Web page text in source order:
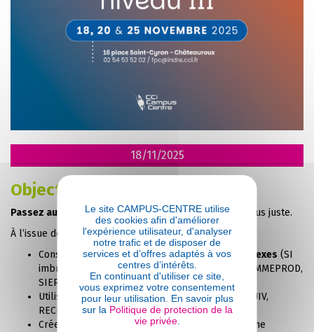
18/11/2025
Objectifs
Passez au niveau expertpour analyser plus vite et plus juste.
À l’issue de la formation,vous serez capablede :
Construire desformules conditionnelles complexes (SI
imbriqués, ET/OU, SOMME.SI.ENS, NB.SI.ENS, SOMMEPROD,
SIERREUR…)
Utiliser lesfonctions de recherche: INDEX, EQUIV,
RECHERCHEV
Créer des
interfaces dynamiques
: mise en forme
Le site CAMPUS-CENTRE utilise
des cookies afin d'améliorer
l'expérience utilisateur, d'analyser
notre trafic et de disposer de
services et d’offres adaptés à vos
centres d’intérêts.
En continuant d'utiliser ce site,
vous exprimez votre consentement
pour leur utilisation. En savoir plus
sur la Politique de protection de la
vie privée.